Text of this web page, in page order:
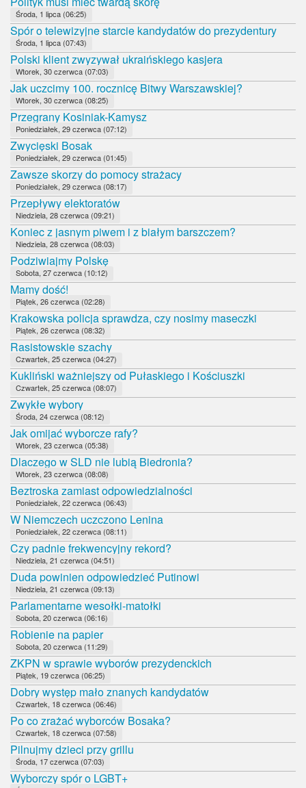
Środa, 1 lipca (06:25)
Spór o telewizyjne starcie kandydatów do prezydentury
Środa, 1 lipca (07:43)
Polski klient zwyzywał ukraińskiego kasjera
Wtorek, 30 czerwca (07:03)
Jak uczcimy 100. rocznicę Bitwy Warszawskiej?
Wtorek, 30 czerwca (08:25)
Przegrany Kosiniak-Kamysz
Poniedziałek, 29 czerwca (07:12)
Zwycięski Bosak
Poniedziałek, 29 czerwca (01:45)
Zawsze skorzy do pomocy strażacy
Poniedziałek, 29 czerwca (08:17)
Przepływy elektoratów
Niedziela, 28 czerwca (09:21)
Koniec z jasnym piwem i z białym barszczem?
Niedziela, 28 czerwca (08:03)
Podziwiajmy Polskę
Sobota, 27 czerwca (10:12)
Mamy dość!
Piątek, 26 czerwca (02:28)
Krakowska policja sprawdza, czy nosimy maseczki
Piątek, 26 czerwca (08:32)
Rasistowskie szachy
Czwartek, 25 czerwca (04:27)
Kukliński ważniejszy od Pułaskiego i Kościuszki
Czwartek, 25 czerwca (08:07)
Zwykłe wybory
Środa, 24 czerwca (08:12)
Jak omijać wyborcze rafy?
Wtorek, 23 czerwca (05:38)
Dlaczego w SLD nie lubią Biedronia?
Wtorek, 23 czerwca (08:08)
Beztroska zamiast odpowiedzialności
Poniedziałek, 22 czerwca (06:43)
W Niemczech uczczono Lenina
Poniedziałek, 22 czerwca (08:11)
Czy padnie frekwencyjny rekord?
Niedziela, 21 czerwca (04:51)
Duda powinien odpowiedzieć Putinowi
Niedziela, 21 czerwca (09:13)
Parlamentarne wesołki-matołki
Sobota, 20 czerwca (06:16)
Robienie na papier
Sobota, 20 czerwca (11:29)
ZKPN w sprawie wyborów prezydenckich
Piątek, 19 czerwca (06:25)
Dobry występ mało znanych kandydatów
Czwartek, 18 czerwca (06:46)
Po co zrażać wyborców Bosaka?
Czwartek, 18 czerwca (07:58)
Pilnujmy dzieci przy grillu
Środa, 17 czerwca (07:03)
Wyborczy spór o LGBT+